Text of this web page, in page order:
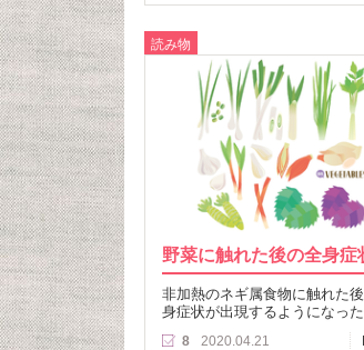
読み物
野菜に触れた後の全身症
非加熱のネギ属食物に触れた
身症状が出現するようになっ
8 2020.04.21